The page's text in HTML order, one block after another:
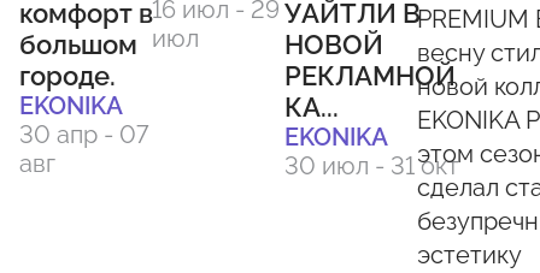
комфорт в
большом
городе.
EKONIKA
30 апр - 07
авг
16 июл - 29
июл
УАЙТЛИ В
НОВОЙ
РЕКЛАМНОЙ
КА...
EKONIKA
30 июл - 31 окт
PREMIUM
весну
новой
EKONIKA
этом
сделал
эстетику